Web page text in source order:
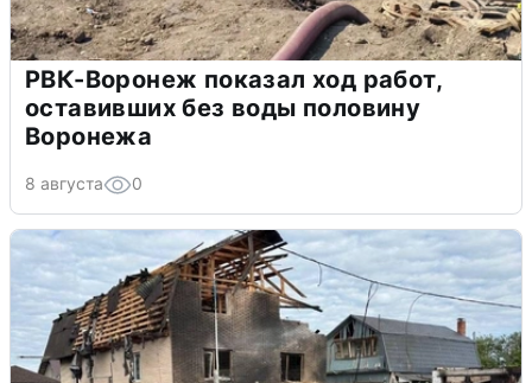
РВК-Воронеж показал ход работ,
оставивших без воды половину
Воронежа
8 августа 0